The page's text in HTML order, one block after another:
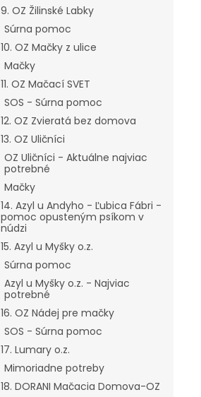
9. OZ Žilinské Labky
Súrna pomoc
10. OZ Mačky z ulice
Mačky
11. OZ Mačací SVET
SOS - Súrna pomoc
12. OZ Zvieratá bez domova
13. OZ Uličníci
OZ Uličníci - Aktuálne najviac
potrebné
Mačky
14. Azyl u Andyho - Ľubica Fábri -
pomoc opusteným psíkom v
núdzi
15. Azyl u Myšky o.z.
Súrna pomoc
Azyl u Myšky o.z. - Najviac
potrebné
16. OZ Nádej pre mačky
SOS - Súrna pomoc
17. Lumary o.z.
Mimoriadne potreby
18. DORANI Mačacia Domova-OZ